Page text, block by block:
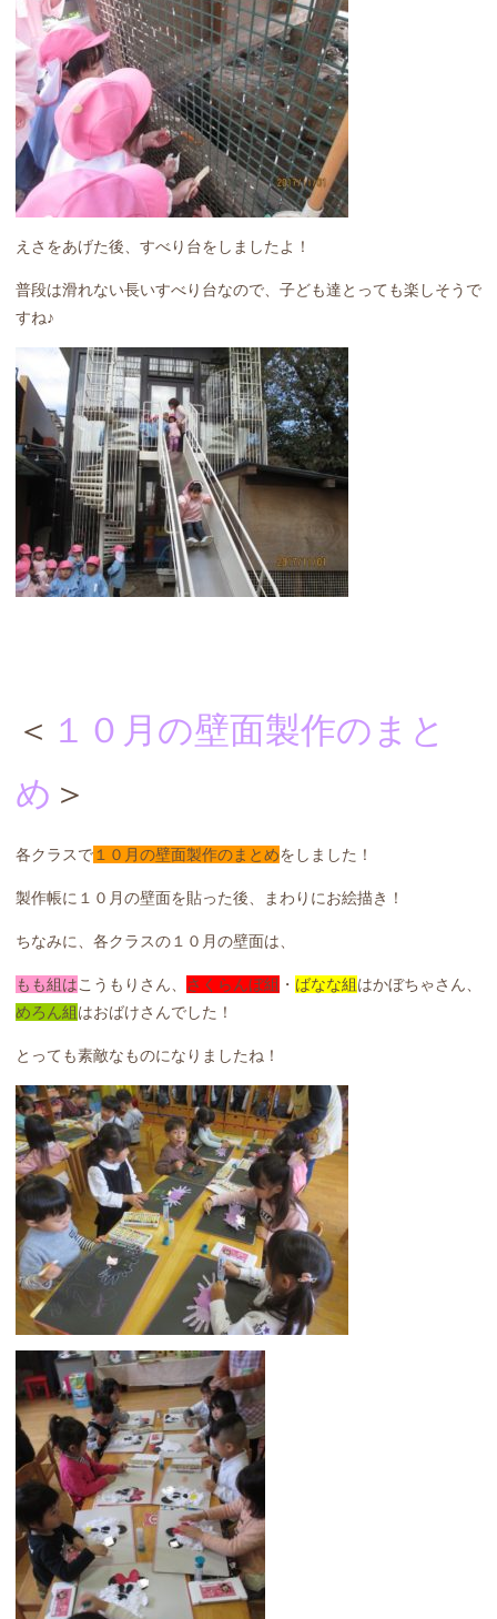
えさをあげた後、すべり台をしましたよ！
普段は滑れない長いすべり台なので、子ども達とっても楽しそうで
すね♪
＜ １０月の壁面製作のまと
め ＞
各クラスで１０月の壁面製作のまとめをしました！
製作帳に１０月の壁面を貼った後、まわりにお絵描き！
ちなみに、各クラスの１０月の壁面は、
もも組はこうもりさん、 さくらんぼ組 ・ ばなな組はかぼちゃさん、
めろん組はおばけさんでした！
とっても素敵なものになりましたね！